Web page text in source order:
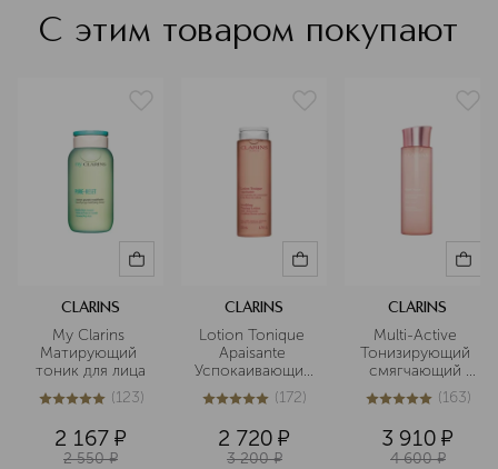
С этим товаром покупают
CLARINS
My Clarins
Матирующий
тоник для лица
5из 5123 (123)
2 167 ¤
2 550 ¤
CLARINS
Lotion Tonique
Apaisante
Успокаивающий
тоник для очень
сухой и
кожи
5из 5172 (172)
2 720 ¤
3 200 ¤
CLARINS
Multi-Active
Тонизирующий
смягчающий
флюид
5из 5163 (163)
3 910 ¤
4 600 ¤